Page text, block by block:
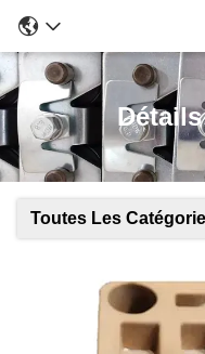
Toutes Les